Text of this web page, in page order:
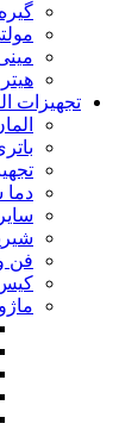
تجهیزات
فن
کیس